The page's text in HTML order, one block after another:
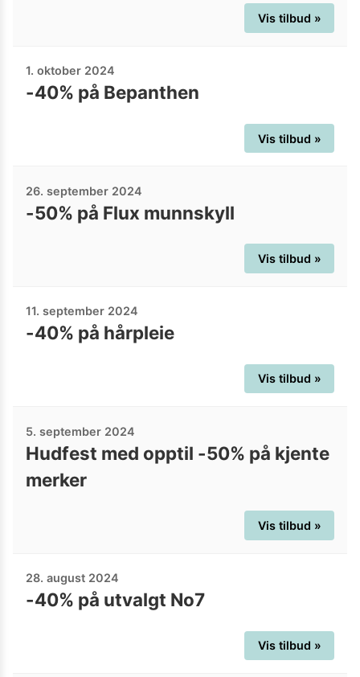
Vis tilbud »
1. oktober 2024
-40% på Bepanthen
Vis tilbud »
26. september 2024
-50% på Flux munnskyll
Vis tilbud »
11. september 2024
-40% på hårpleie
Vis tilbud »
5. september 2024
Hudfest med opptil -50% på kjente
merker
Vis tilbud »
28. august 2024
-40% på utvalgt No7
Vis tilbud »